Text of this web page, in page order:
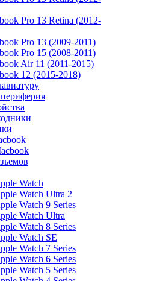
Pro 13 Retina (2012-
Pro 13 (2009-2011)
Pro 15 (2008-2011)
Air 11 (2011-2015)
12 (2015-2018)
Watch
Watch Ultra 2
Watch 9 Series
Watch Ultra
Watch 8 Series
Watch SE
Watch 7 Series
Watch 6 Series
Watch 5 Series